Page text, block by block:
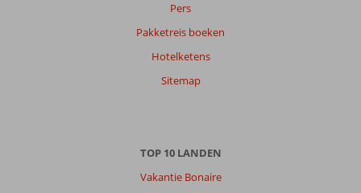
Pers
Pakketreis boeken
Hotelketens
Sitemap
TOP 10 LANDEN
Vakantie Bonaire